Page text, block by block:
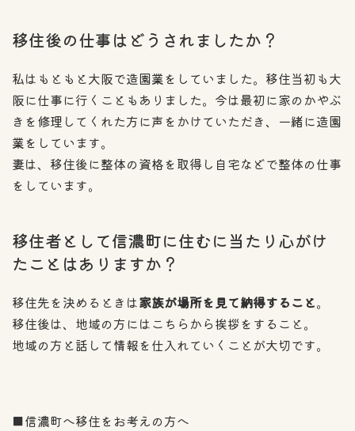
移住後の仕事はどうされましたか？
私はもともと大阪で造園業をしていました。移住当初も大
阪に仕事に行くこともありました。今は最初に家のかやぶ
きを修理してくれた方に声をかけていただき、一緒に造園
業をしています。
妻は、移住後に整体の資格を取得し自宅などで整体の仕事
をしています。
移住者として信濃町に住むに当たり心がけ
たことはありますか？
移住先を決めるときは家族が場所を見て納得すること。
移住後は、地域の方にはこちらから挨拶をすること。
地域の方と話して情報を仕入れていくことが大切です。
■信濃町へ移住をお考えの方へ